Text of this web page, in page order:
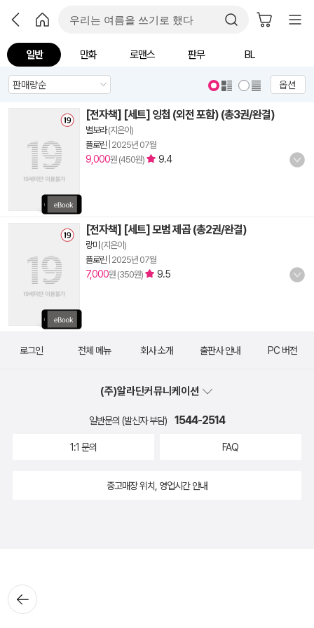
일반 만화 로맨스 판무 BL
옵션
[전자책] [세트] 잉첩 (외전 포함) (총3권/완결)
별보라(지은이)
플로린 2025년 07월
9,000원 (450원) 9.4
[전자책] [세트] 모범 제곱 (총2권/완결)
랑미 (지은이)
플로린 2025년 07월
7,000원 (350원) 9.5
뒤로가
기
로그인 전체 메뉴 회사 소개 출판사 안내 PC 버전
(주)알라딘커뮤니케이션
일반문의 (발신자 부담) 1544-2514
1:1 문의 FAQ
중고매장 위치, 영업시간 안내